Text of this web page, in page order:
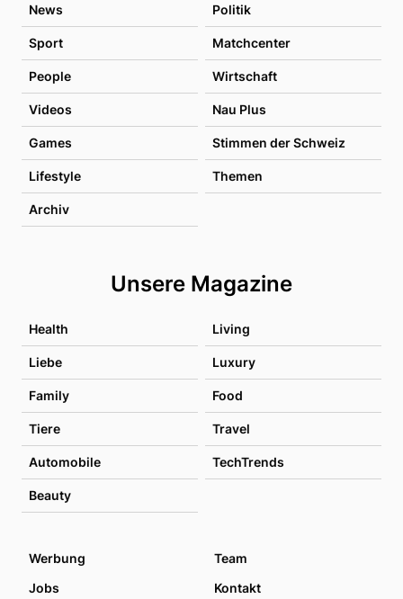
News Politik
Sport Matchcenter
People Wirtschaft
Videos Nau Plus
Games Stimmen der Schweiz
Lifestyle Themen
Archiv
Unsere Magazine
Health Living
Liebe Luxury
Family Food
Tiere Travel
Automobile TechTrends
Beauty
Werbung
Team
Jobs
Kontakt